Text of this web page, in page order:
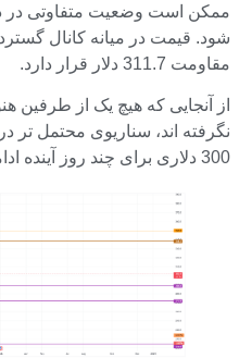
ممکن است وضعیت متفاوتی در
مقاومت 311.7 دلار قرار دارد.
از آنجایی که هیچ یک از طرفین
نگرفته اند، سناریوی محتمل تر
300 دلاری برای چند روز آینده ادامه دارد.